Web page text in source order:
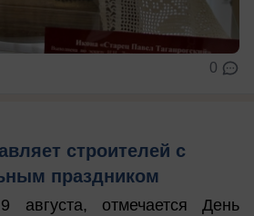
0
строителей с
праздником
августа, отмечается День